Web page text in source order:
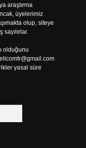
araştırma
üyelerimiz
olup, siteye
olduğunu
yasal süre